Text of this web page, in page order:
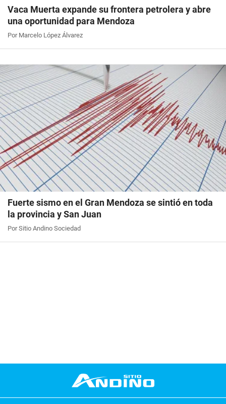
Vaca Muerta expande su frontera petrolera y abre
una oportunidad para Mendoza
Por Marcelo López Álvarez
Fuerte sismo en el Gran Mendoza se sintió en toda
la provincia y San Juan
Por Sitio Andino Sociedad